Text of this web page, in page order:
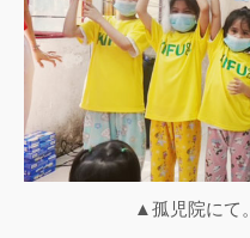
▲孤児院にて。